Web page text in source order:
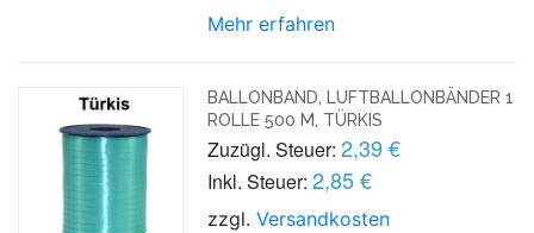
Mehr erfahren
BALLONBAND, LUFTBALLONBÄNDER 1
ROLLE 500 M, TÜRKIS
Zuzügl. Steuer: 2,39 €
Inkl. Steuer: 2,85 €
zzgl.Versandkosten